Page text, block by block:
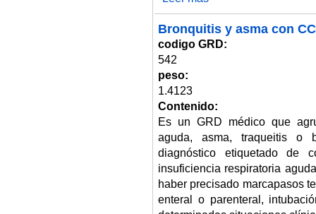
Bronquitis y asma con
codigo GRD:
542
peso:
1.4123
Contenido:
Es un GRD médico que
aguda, asma, traqueitis o
diagnóstico etiquetado de
insuficiencia respiratoria
haber precisado marcapasos
enteral o parenteral,